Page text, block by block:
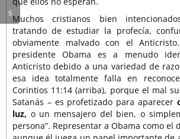
Muchos cristianos bien
tratando de estudiar la profecía,
obviamente malvado con el
presidente Obama es a menudo
Anticristo debido a una variedad de
esa idea totalmente falla en
Corintios 11:14 (arriba), porque el mal
Satanás – es profetizado para aparecer
luz, o un mensajero del bien, o
persona”. Representar a Obama como el